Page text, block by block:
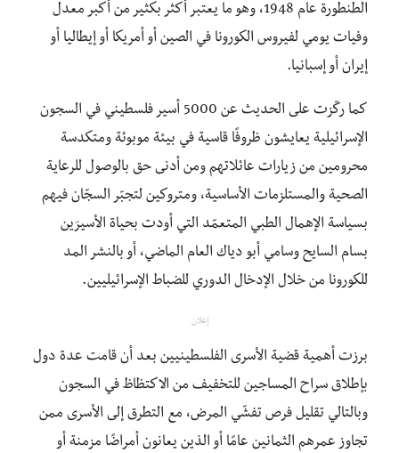
الطنطورة عام 1948، وهو ما يعتبر أكثر بكثير من أكبر معدل
وفيات يومي لفيروس الكورونا في الصين أو أمريكا أو إيطاليا أو
إيران أو إسبانيا.
كما ركّزت على الحديث عن 5000 أسير فلسطيني في السجون
الإسرائيلية يعايشون ظروفًا قاسية في بيئة موبوئة ومتكدسة
محرومين من زيارات عائلاتهم ومن أدنى حق بالوصول للرعاية
الصحية والمستلزمات الأساسية، ومتروكين لتجبّر السجّان فيهم
بسياسة الإهمال الطبي المتعمّد التي أودت بحياة الأسيرَين
بسام السايح وسامي أبو دياك العام الماضي، أو بالنشر المد
للكورونا من خلال الإدخال الدوري للضباط الإسرائيليين.
إعلان
برزت أهمية قضية الأسرى الفلسطينيين بعد أن قامت عدة دول
بإطلاق سراح المساجين للتخفيف من الاكتظاظ في السجون
وبالتالي تقليل فرص تفشّي المرض، مع التطرق إلى الأسرى ممن
تجاوز عمرهم الثمانين عامًا أو الذين يعانون أمراضًا مزمنة أو